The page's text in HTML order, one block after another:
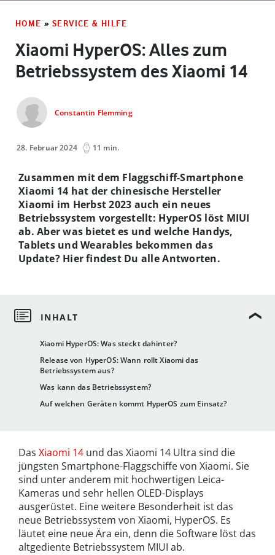
HOME » SERVICE & HILFE
Xiaomi HyperOS: Alles zum
Betriebssystem des Xiaomi 14
Constantin Flemming
28. Februar 2024 11 min.
Xiaomi HyperOS: Was steckt dahinter?
Release von HyperOS: Wann rollt Xiaomi das
Betriebssystem aus?
Was kann das Betriebssystem?
Auf welchen Geräten kommt HyperOS zum Einsatz?
Zusammen mit dem Flaggschiff-Smartphone
Xiaomi 14 hat der chinesische Hersteller
Xiaomi im Herbst 2023 auch ein neues
Betriebssystem vorgestellt: HyperOS löst MIUI
ab. Aber was bietet es und welche Handys,
Tablets und Wearables bekommen das
Update? Hier findest Du alle Antworten.
Das Xiaomi 14 und das Xiaomi 14 Ultra sind die
jüngsten Smartphone-Flaggschiffe von Xiaomi. Sie
sind unter anderem mit hochwertigen Leica-
Kameras und sehr hellen OLED-Displays
ausgerüstet. Eine weitere Besonderheit ist das
neue Betriebssystem von Xiaomi, HyperOS. Es
läutet eine neue Ära ein, denn die Software löst das
altgediente Betriebssystem MIUI ab.